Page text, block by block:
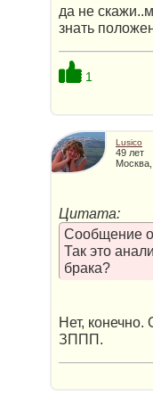
да не
знать
1
Lusico
49 лет
Цитата:
Сообщение
Так это
брака?
Нет,
ЗППП.